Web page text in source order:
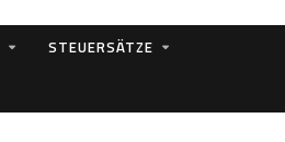
STEUERSÄTZE